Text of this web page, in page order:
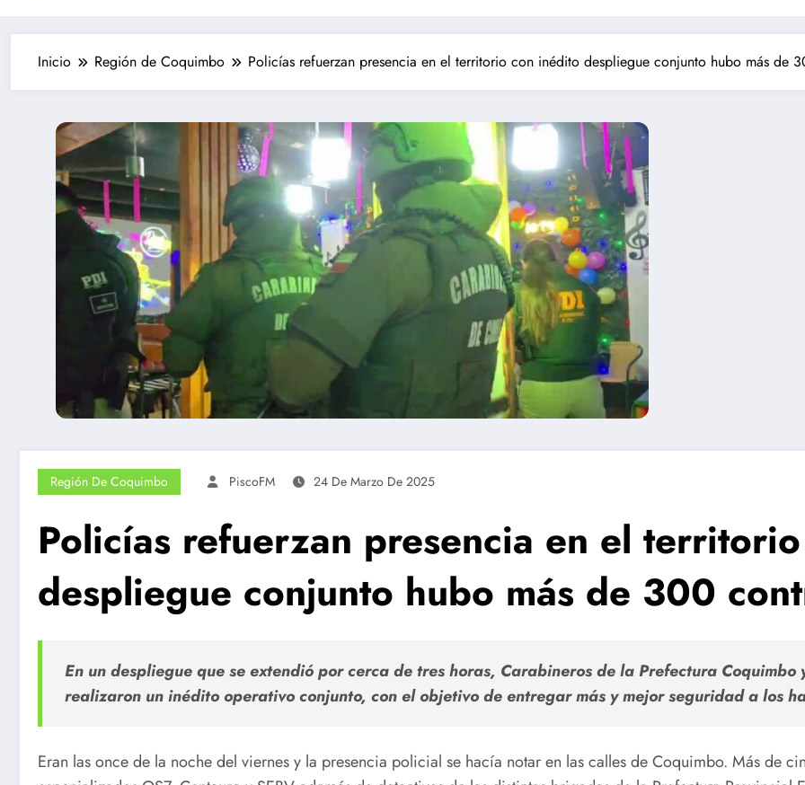
Inicio Región de Coquimbo Policías refuerzan presencia en el territorio con inédito despliegue conjunto hubo más de
Región De Coquimbo PiscoFM 24 De Marzo De 2025
Policías refuerzan presencia en el
despliegue conjunto hubo más de 300
En un despliegue que se extendió por cerca de tres horas, Carabineros de la Prefectura
realizaron un inédito operativo conjunto, con el objetivo de entregar más y mejor seguridad a los
Eran las once de la noche del viernes y la presencia policial se hacía notar en las calles de Coquimbo. Más de